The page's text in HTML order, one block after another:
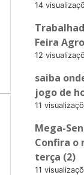
14
Feira
12
saiba
jogo de
11
Mega-
Confira o
terça (2)
11